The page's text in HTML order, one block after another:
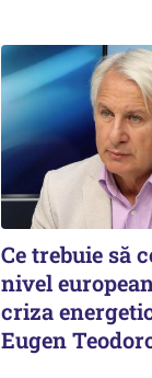
Ce trebuie să
nivel
criza
Eugen